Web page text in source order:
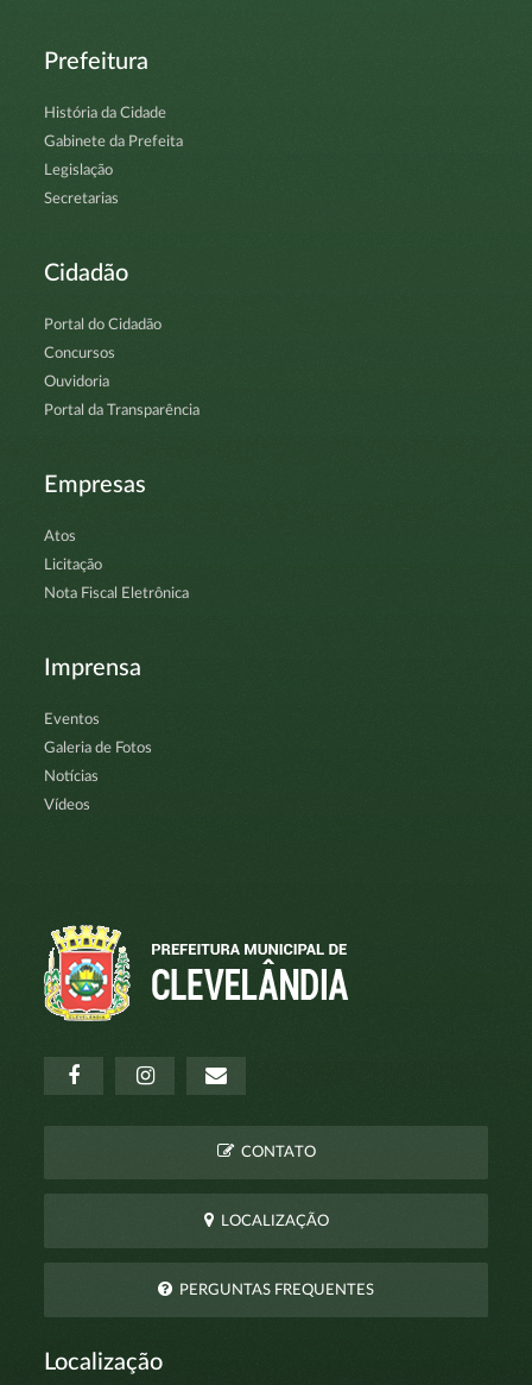
Prefeitura
História da Cidade
Gabinete da Prefeita
Legislação
Secretarias
Cidadão
Portal do Cidadão
Concursos
Ouvidoria
Portal da Transparência
Empresas
Atos
Licitação
Nota Fiscal Eletrônica
Imprensa
Eventos
Galeria de Fotos
Notícias
Vídeos
CONTATO
LOCALIZAÇÃO
PERGUNTAS FREQUENTES
Localização